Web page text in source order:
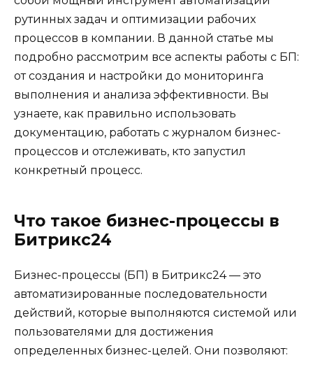
рутинных задач и оптимизации рабочих
процессов в компании. В данной статье мы
подробно рассмотрим все аспекты работы с БП:
от создания и настройки до мониторинга
выполнения и анализа эффективности. Вы
узнаете, как правильно использовать
документацию, работать с журналом бизнес-
процессов и отслеживать, кто запустил
конкретный процесс.
Что такое бизнес-процессы в
Битрикс24
Бизнес-процессы (БП) в Битрикс24 — это
автоматизированные последовательности
действий, которые выполняются системой или
пользователями для достижения
определенных бизнес-целей. Они позволяют: